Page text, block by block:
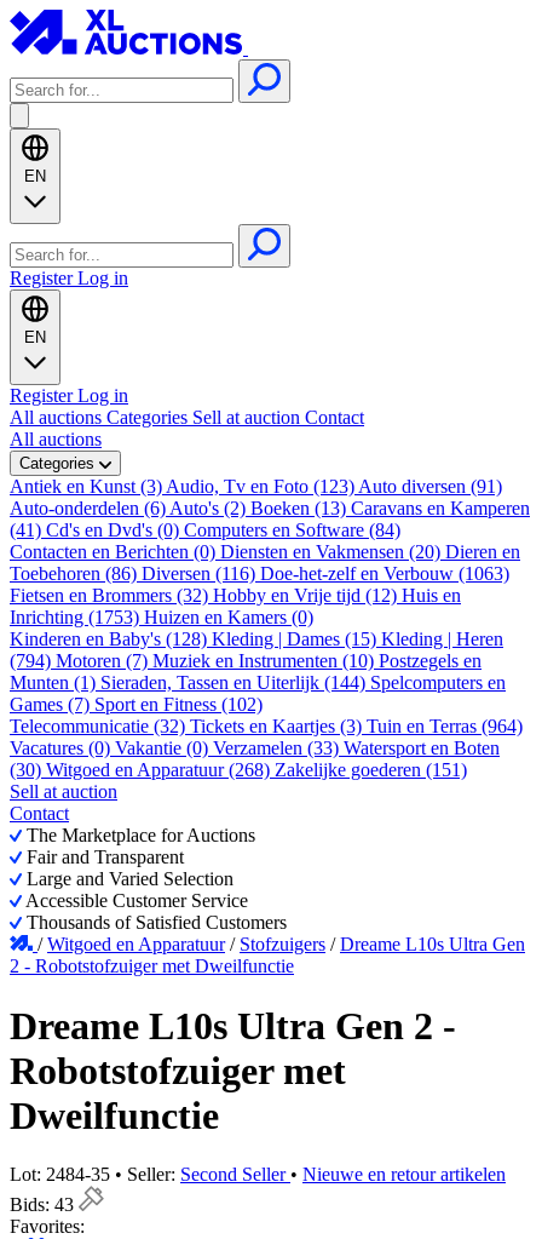
EN
RegisterLog in
EN
RegisterLog in
All auctions Categories Sell at auction Contact
All auctions
Categories
Antiek en Kunst (3) Audio, Tv en Foto (123) Auto diversen (91)
Auto-onderdelen (6) Auto's (2) Boeken (13) Caravans en Kamperen
(41) Cd's en Dvd's (0) Computers en Software (84)
Contacten en Berichten (0) Diensten en Vakmensen (20) Dieren en
Toebehoren (86) Diversen (116) Doe-het-zelf en Verbouw (1063)
Fietsen en Brommers (32) Hobby en Vrije tijd (12) Huis en
Inrichting (1753) Huizen en Kamers (0)
Kinderen en Baby's (128) Kleding | Dames (15) Kleding | Heren
(794) Motoren (7) Muziek en Instrumenten (10) Postzegels en
Munten (1) Sieraden, Tassen en Uiterlijk (144) Spelcomputers en
Games (7) Sport en Fitness (102)
Telecommunicatie (32) Tickets en Kaartjes (3) Tuin en Terras (964)
Vacatures (0) Vakantie (0) Verzamelen (33) Watersport en Boten
(30) Witgoed en Apparatuur (268) Zakelijke goederen (151)
Sell at auction
Contact
The Marketplace for Auctions
Fair and Transparent
Large and Varied Selection
Accessible Customer Service
Thousands of Satisfied Customers
/Witgoed en Apparatuur / Stofzuigers /Dreame L10s Ultra Gen
2 - Robotstofzuiger met Dweilfunctie
Dreame L10s Ultra Gen 2 -
Robotstofzuiger met
Dweilfunctie
Lot: 2484-35 • Seller: Second Seller • Nieuwe en retour artikelen
Bids: 43
Favorites: